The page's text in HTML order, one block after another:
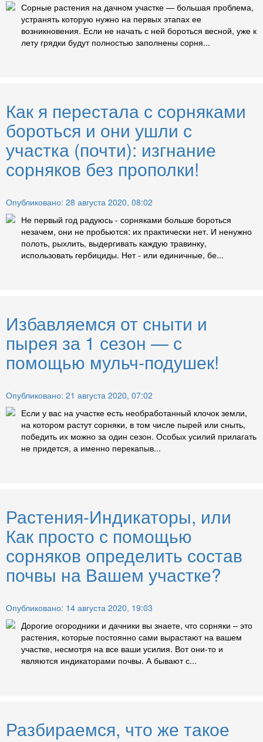
Сорные растения на дачном участке — большая проблема,
устранять которую нужно на первых этапах ее
возникновения. Если не начать с ней бороться весной, уже к
лету грядки будут полностью заполнены сорня...
Как я перестала с сорняками
бороться и они ушли с
участка (почти): изгнание
сорняков без прополки!
Опубликовано: 28 августа 2020, 08:02
Не первый год радуюсь - сорняками больше бороться
незачем, они не пробьются: их практически нет. И ненужно
полоть, рыхлить, выдергивать каждую травинку,
использовать гербициды. Нет - или единичные, бе...
Избавляемся от сныти и
пырея за 1 сезон — с
помощью мульч-подушек!
Опубликовано: 21 августа 2020, 07:02
Если у вас на участке есть необработанный клочок земли,
на котором растут сорняки, в том числе пырей или сныть,
победить их можно за один сезон. Особых усилий прилагать
не придется, а именно перекапыв...
Растения-Индикаторы, или
Как просто с помощью
сорняков определить состав
почвы на Вашем участке?
Опубликовано: 14 августа 2020, 19:03
Дорогие огородники и дачники вы знаете, что сорняки – это
растения, которые постоянно сами вырастают на вашем
участке, несмотря на все ваши усилия. Вот они-то и
являются индикаторами почвы. А бывают с...
Разбираемся, что же такое